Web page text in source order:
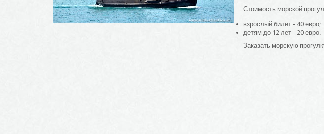
Стоимость морской
взрослый билет - 40 евро;
детям до 12 лет - 20 евро.
Заказать морскую